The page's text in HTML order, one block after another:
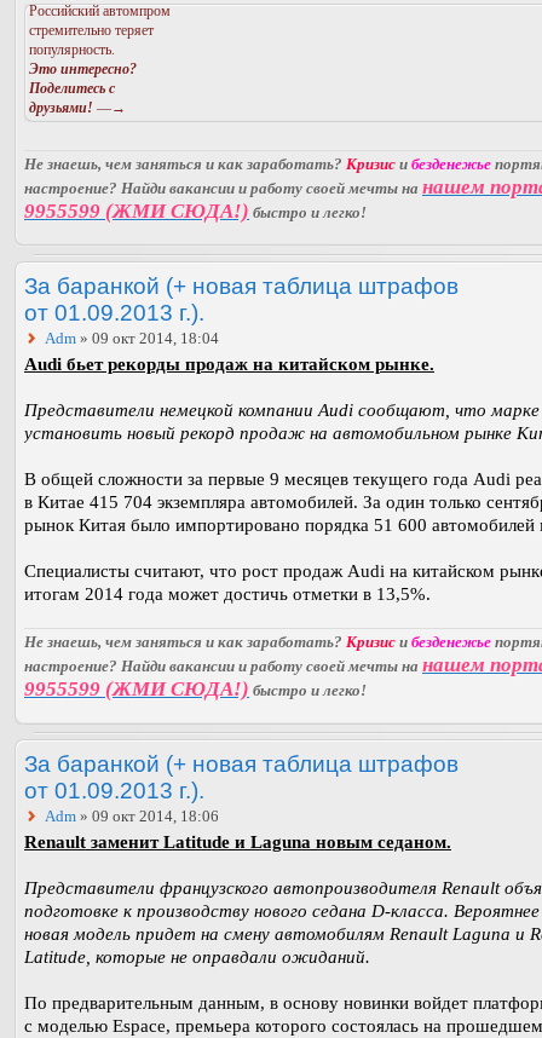
Российский автомпром
стремительно теряет
популярность.
Это интересно?
Поделитесь с
друзьями! —→
Не знаешь, чем заняться и как заработать? Кризис и безденежье
настроение? Найди вакансии и работу своей мечты на нашем
9955599 (ЖМИ СЮДА!) быстро и легко!
За баранкой (+ новая таблица штрафов
от 01.09.2013 г.).
Adm » 09 окт 2014, 18:04
Audi бьет рекорды продаж на китайском рынке.
Представители немецкой компании Audi сообщают, что марке
установить новый рекорд продаж на автомобильном рынке
В общей сложности за первые 9 месяцев текущего года Audi
в Китае 415 704 экземпляра автомобилей. За один только
рынок Китая было импортировано порядка 51 600 автомобилей
Специалисты считают, что рост продаж Audi на китайском
итогам 2014 года может достичь отметки в 13,5%.
Не знаешь, чем заняться и как заработать? Кризис и безденежье
настроение? Найди вакансии и работу своей мечты на нашем
9955599 (ЖМИ СЮДА!) быстро и легко!
За баранкой (+ новая таблица штрафов
от 01.09.2013 г.).
Adm » 09 окт 2014, 18:06
Renault заменит Latitude и Laguna новым седаном.
Представители французского автопроизводителя Renault
подготовке к производству нового седана D-класса. Вероятнее
новая модель придет на смену автомобилям Renault Laguna и
Latitude, которые не оправдали ожиданий.
По предварительным данным, в основу новинки войдет
с моделью Espace, премьера которого состоялась на прошедшем